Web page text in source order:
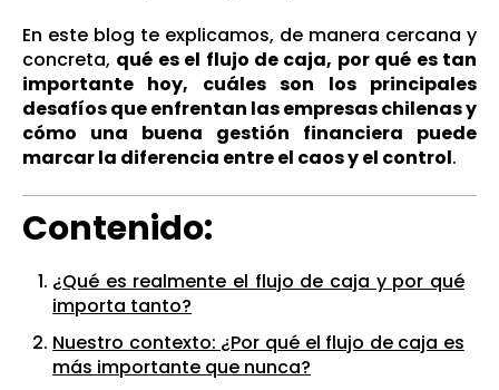
En este blog te explicamos, de manera cercana y
concreta, qué es el flujo de caja, por qué es tan
importante hoy, cuáles son los principales
desafíos que enfrentan las empresas chilenas y
cómo una buena gestión financiera puede
marcar la diferencia entre el caos y el control.
Contenido:
¿Qué es realmente el flujo de caja y por qué
importa tanto?
Nuestro contexto: ¿Por qué el flujo de caja es
más importante que nunca?